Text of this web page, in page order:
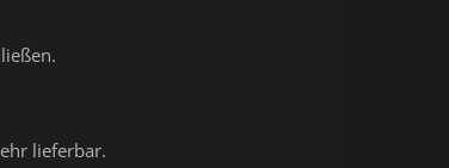
lieferbar.